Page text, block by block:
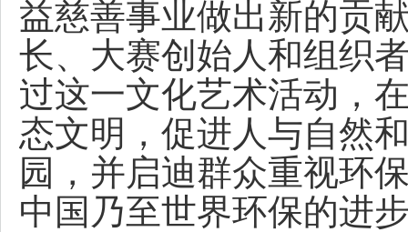
益慈善事业做出新的贡
长、大赛创始人和组织
过这一文化艺术活动，
态文明，促进人与自然
园，并启迪群众重视环
中国乃至世界环保的进